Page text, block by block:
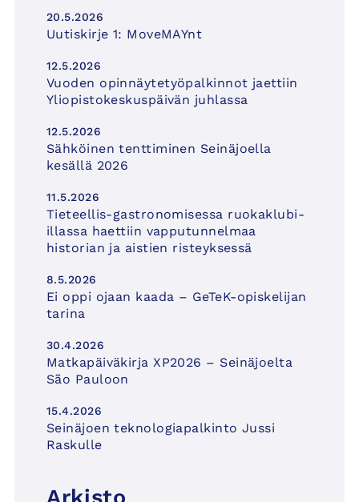
20.5.2026
Uutiskirje 1: MoveMAYnt
12.5.2026
Vuoden opinnäytetyöpalkinnot jaettiin
Yliopistokeskuspäivän juhlassa
12.5.2026
Sähköinen tenttiminen Seinäjoella
kesällä 2026
11.5.2026
Tieteellis-gastronomisessa ruokaklubi-
illassa haettiin vapputunnelmaa
historian ja aistien risteyksessä
8.5.2026
Ei oppi ojaan kaada – GeTeK-opiskelijan
tarina
30.4.2026
Matkapäiväkirja XP2026 – Seinäjoelta
São Pauloon
15.4.2026
Seinäjoen teknologiapalkinto Jussi
Raskulle